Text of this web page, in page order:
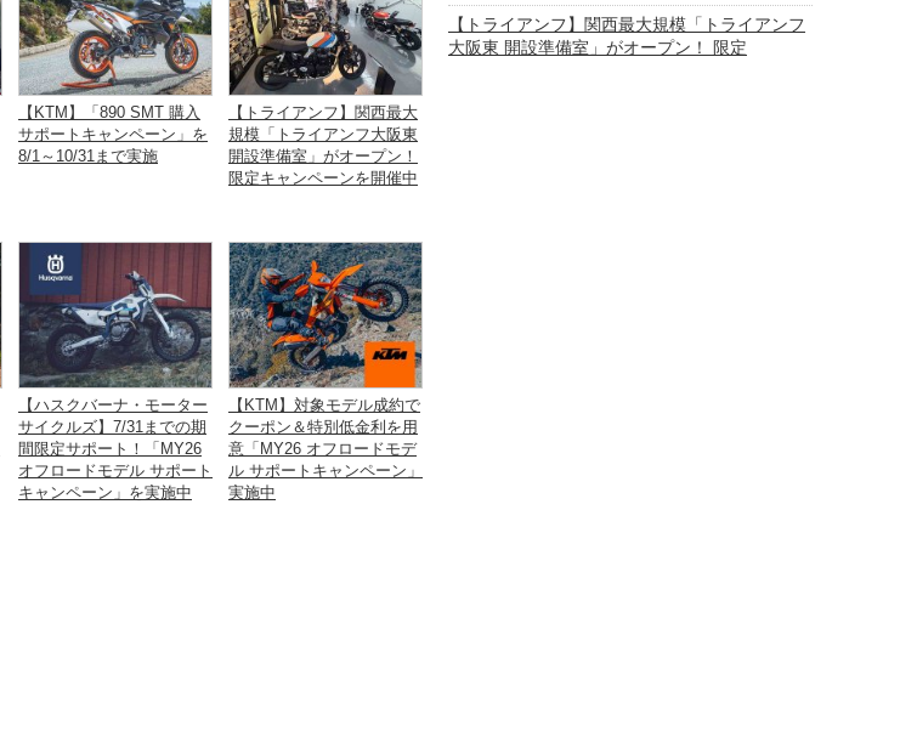
【KTM】「890 SMT 購入
サポートキャンペーン」を
8/1～10/31まで実施
【トライアンフ】関西最大
規模「トライアンフ大阪東
開設準備室」がオープン！
限定キャンペーンを開催中
【ハスクバーナ・モーター
サイクルズ】7/31までの期
間限定サポート！「MY26
オフロードモデル サポート
キャンペーン」を実施中
【KTM】対象モデル成約で
クーポン＆特別低金利を用
意「MY26 オフロードモデ
ル サポートキャンペーン」
実施中
【トライアンフ】関西最大規模「トライアンフ
大阪東 開設準備室」がオープン！ 限定